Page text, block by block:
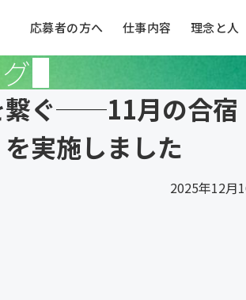
応募者の方へ 仕事内容 理念と人
繋ぐ──11月の合宿
を実施しました
2025年12月